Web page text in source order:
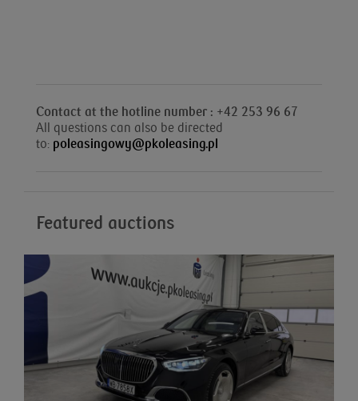
Contact at the hotline number : +42 253 96 67
All questions can also be directed
to: poleasingowy@pkoleasing.pl
Featured auctions